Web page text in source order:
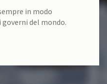
in modo
del mondo.